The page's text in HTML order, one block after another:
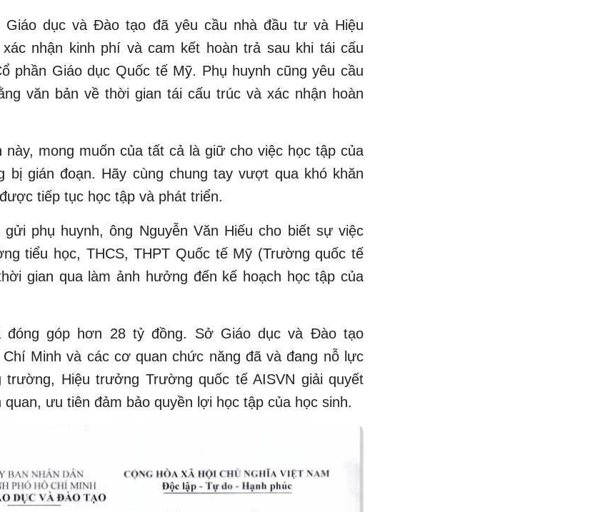
dục và Đào tạo đã yêu cầu nhà đầu tư và Hiệu
nhận kinh phí và cam kết hoàn trả sau khi tái cấu
phần Giáo dục Quốc tế Mỹ. Phụ huynh cũng yêu cầu
văn bản về thời gian tái cấu trúc và xác nhận hoàn
này, mong muốn của tất cả là giữ cho việc học tập của
bị gián đoạn. Hãy cùng chung tay vượt qua khó khăn
tiếp tục học tập và phát triển.
phụ huynh, ông Nguyễn Văn Hiếu cho biết sự việc
tiểu học, THCS, THPT Quốc tế Mỹ (Trường quốc tế
gian qua làm ảnh hưởng đến kế hoạch học tập của
đóng góp hơn 28 tỷ đồng. Sở Giáo dục và Đào tạo
Chí Minh và các cơ quan chức năng đã và đang nỗ lực
trường, Hiệu trưởng Trường quốc tế AISVN giải quyết
quan, ưu tiên đảm bảo quyền lợi học tập của học sinh.